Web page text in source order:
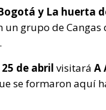
y La huerta
un grupo de
25 de abril visitará A
se formaron aquí